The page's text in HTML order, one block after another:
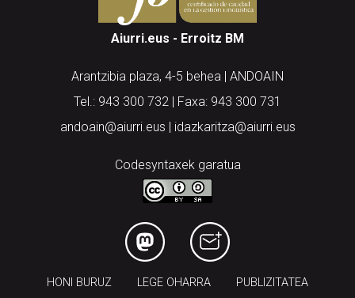
Aiurri.eus - Erroitz BM
Arantzibia plaza, 4-5 behea | ANDOAIN
Tel.: 943 300 732 | Faxa: 943 300 731
andoain@aiurri.eus | idazkaritza@aiurri.eus
Codesyntaxek garatua
HONI BURUZ LEGE OHARRA PUBLIZITATEA